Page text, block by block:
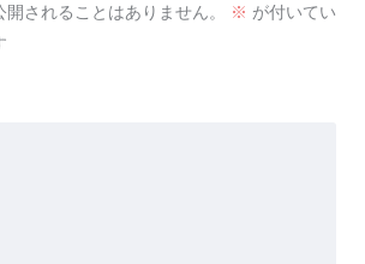
されることはありません。 ※ が付いてい